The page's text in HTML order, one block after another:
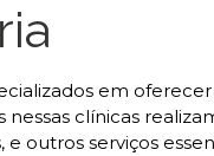
em
clínicas
outros serviços